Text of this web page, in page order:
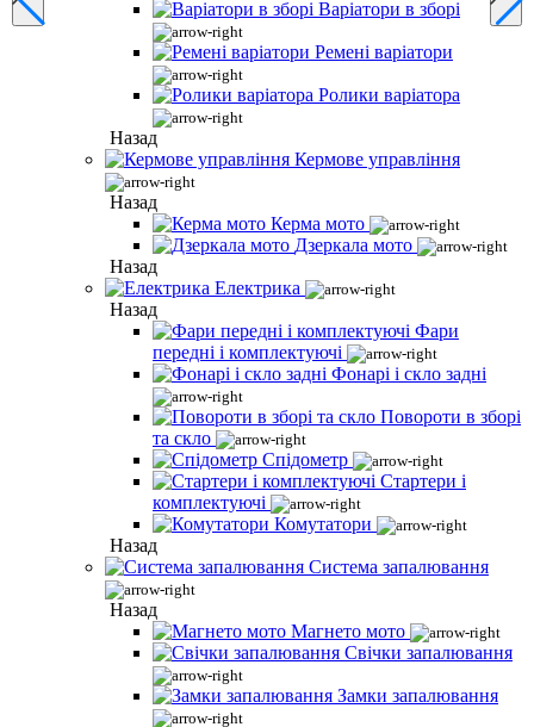
Варіатори в зборі
Ремені варіатори
Ролики варіатора
Назад
Кермове управління
Назад
Керма мото
Дзеркала мото
Назад
Електрика
Назад
Фари
передні і комплектуючі
Фонарі і скло задні
Повороти в зборі
та скло
Спідометр
Стартери і
комплектуючі
Комутатори
Назад
Система запалювання
Назад
Магнето мото
Свічки запалювання
Замки запалювання